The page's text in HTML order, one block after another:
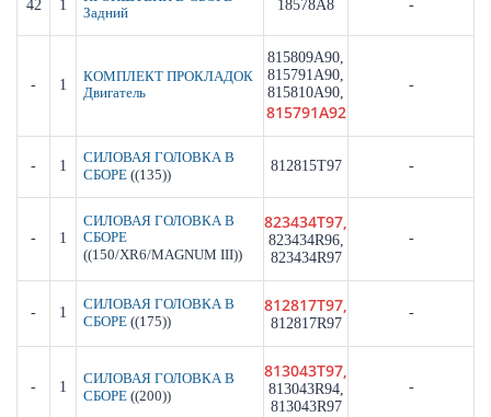
42 1
Задний
18578A8 -
- 1
КОМПЛЕКТ ПРОКЛАДОК
Двигатель
815809A90,
815791A90,
815810A90,
815791A92
-
- 1
СИЛОВАЯ ГОЛОВКА В
СБОРЕ ((135))
812815T97 -
- 1
СИЛОВАЯ ГОЛОВКА В
СБОРЕ
((150/XR6/MAGNUM III))
823434T97,
823434R96,
823434R97
-
- 1
СИЛОВАЯ ГОЛОВКА В
СБОРЕ ((175))
812817T97,
812817R97
-
- 1
СИЛОВАЯ ГОЛОВКА В
СБОРЕ ((200))
813043T97,
813043R94,
813043R97
-